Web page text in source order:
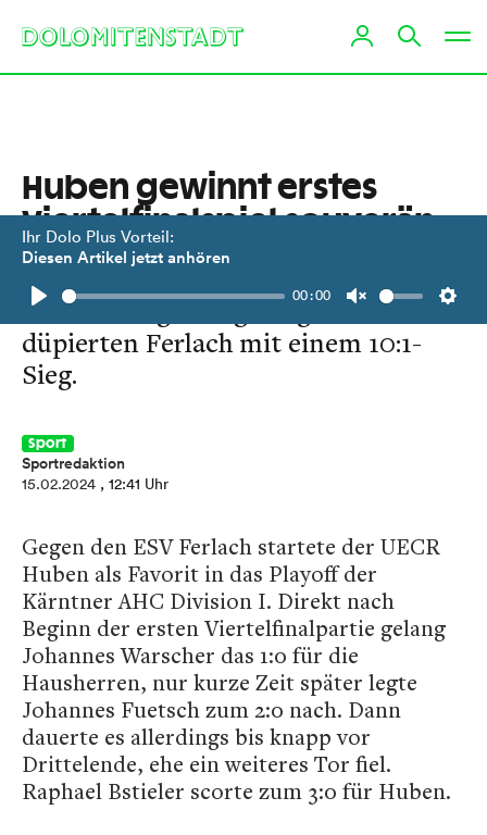
Ihr Dolo Plus Vorteil:
Diesen Artikel jetzt anhören
Play
00:00
Unmute
Huben gewinnt erstes
Viertelfinalspiel souverän
Die Eisbären zeigten im Playoff am
Valentinstag wenig Mitgefühl und
düpierten Ferlach mit einem 10:1-
Sieg.
Sport
Sportredaktion
15.02.2024 , 12:41 Uhr
Gegen den ESV Ferlach startete der UECR
Huben als Favorit in das Playoff der
Kärntner AHC Division I. Direkt nach
Beginn der ersten Viertelfinalpartie gelang
Johannes Warscher das 1:0 für die
Hausherren, nur kurze Zeit später legte
Johannes Fuetsch zum 2:0 nach. Dann
dauerte es allerdings bis knapp vor
Drittelende, ehe ein weiteres Tor fiel.
Raphael Bstieler scorte zum 3:0 für Huben.